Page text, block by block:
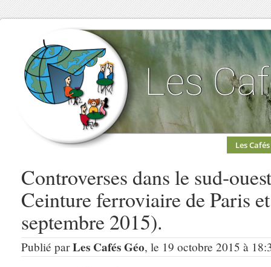
Les Cafés
Controverses dans le sud-
Ceinture ferroviaire de Paris
septembre 2015).
Publié parLes Cafés Géo, le 19 octobre 2015 à